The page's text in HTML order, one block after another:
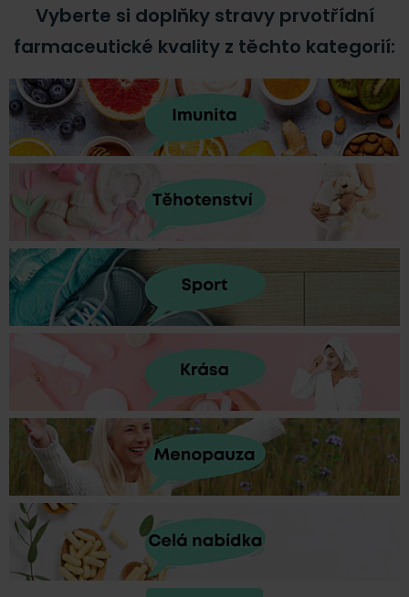
Vyberte si doplňky stravy prvotřídní
farmaceutické kvality z těchto kategorií: